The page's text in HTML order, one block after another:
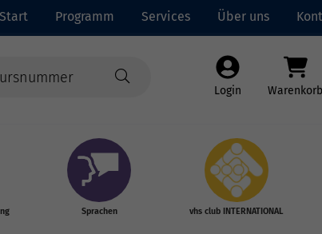
Start Programm Services Über uns
Login Warenkorb
Sprachen vhs club INTERNATIONAL